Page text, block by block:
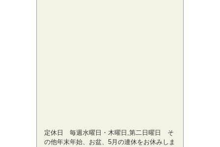
定休日 毎週水曜日・木曜日,第二日曜日 そ
の他年末年始、お盆、5月の連休をお休みしま